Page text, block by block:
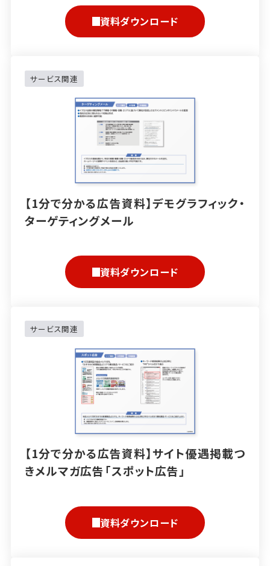
資料ダウンロード
サービス関連
【1分で分かる広告資料】デモグラフィック・
ターゲティングメール
資料ダウンロード
サービス関連
【1分で分かる広告資料】サイト優遇掲載つ
きメルマガ広告「スポット広告」
資料ダウンロード